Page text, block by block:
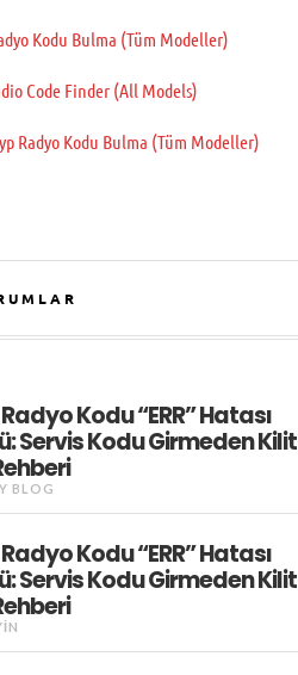
Kodu Bulma (Tüm Modeller)
Code Finder (All Models)
Radyo Kodu Bulma (Tüm Modeller)
Kodu “ERR” Hatası
Servis Kodu Girmeden Kilit
BLOG
Kodu “ERR” Hatası
Servis Kodu Girmeden Kilit